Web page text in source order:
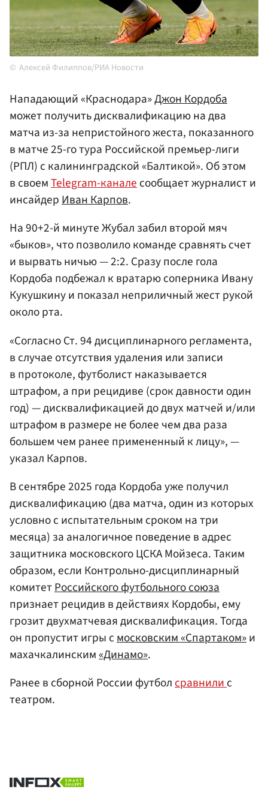
Алексей Филиппов/РИА Новости
Нападающий «Краснодара»Джон Кордоба
может получить дисквалификацию на два
матча из-за непристойного жеста, показанного
в матче 25-го тура Российской премьер-лиги
(РПЛ) с калининградской «Балтикой». Об этом
в своемTelegram-каналесообщает журналист и
инсайдерИван Карпов.
На 90+2-й минуте Жубал забил второй мяч
«быков», что позволило команде сравнять счет
и вырвать ничью — 2:2. Сразу после гола
Кордоба подбежал к вратарю соперника Ивану
Кукушкину и показал неприличный жест рукой
около рта.
«Согласно Ст. 94 дисциплинарного регламента,
в случае отсутствия удаления или записи
в протоколе, футболист наказывается
штрафом, а при рецидиве (срок давности один
год) — дисквалификацией до двух матчей и/или
штрафом в размере не более чем два раза
большем чем ранее примененный к лицу», —
указал Карпов.
В сентябре 2025 года Кордоба уже получил
дисквалификацию (два матча, один из которых
условно с испытательным сроком на три
месяца) за аналогичное поведение в адрес
защитника московского ЦСКА Мойзеса. Таким
образом, если Контрольно-дисциплинарный
комитетРоссийского футбольного союза
признает рецидив в действиях Кордобы, ему
грозит двухматчевая дисквалификация. Тогда
он пропустит игры смосковским «Спартаком»и
махачкалинским«Динамо».
Ранее в сборной России футболсравнилис
театром.